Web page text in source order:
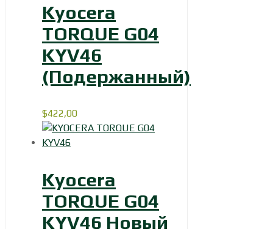
Kyocera
TORQUE G04
KYV46
(Подержанный)
$422,00
Kyocera
TORQUE G04
KYV46 Новый